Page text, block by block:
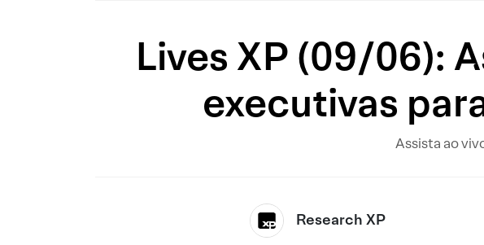
Lives XP (09/06):
executivas
Assista ao
Research XP